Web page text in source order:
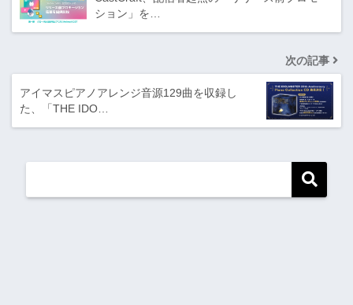
ション」を…
次の記事
アイマスピアノアレンジ音源129曲を収録し
た、「THE IDO…